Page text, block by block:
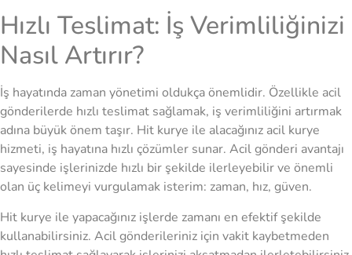
Hızlı Teslimat: İş Verimliliğinizi
Nasıl Artırır?
İş hayatında zaman yönetimi oldukça önemlidir. Özellikle acil
gönderilerde hızlı teslimat sağlamak, iş verimliliğini artırmak
adına büyük önem taşır. Hit kurye ile alacağınız acil kurye
hizmeti, iş hayatına hızlı çözümler sunar. Acil gönderi avantajı
sayesinde işlerinizde hızlı bir şekilde ilerleyebilir ve önemli
olan üç kelimeyi vurgulamak isterim: zaman, hız, güven.
Hit kurye ile yapacağınız işlerde zamanı en efektif şekilde
kullanabilirsiniz. Acil gönderileriniz için vakit kaybetmeden